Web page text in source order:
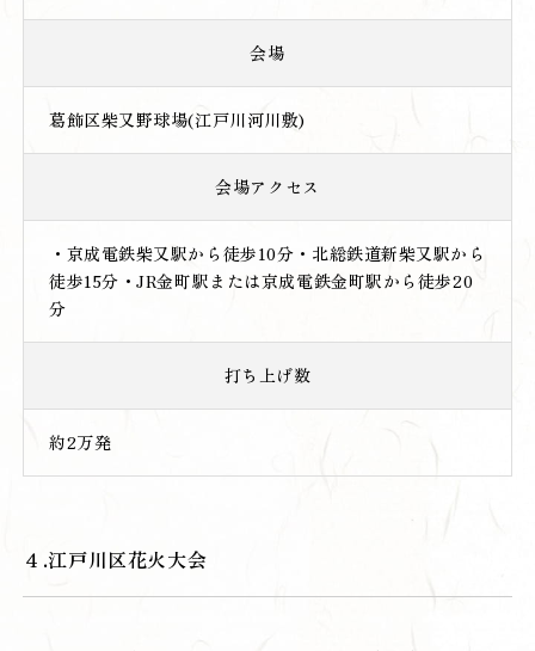
会場
葛飾区柴又野球場(江戸川河川敷)
会場アクセス
・京成電鉄柴又駅から徒歩10分・北総鉄道新柴又駅から
徒歩15分・JR金町駅または京成電鉄金町駅から徒歩20
分
打ち上げ数
約2万発
４.江戸川区花火大会